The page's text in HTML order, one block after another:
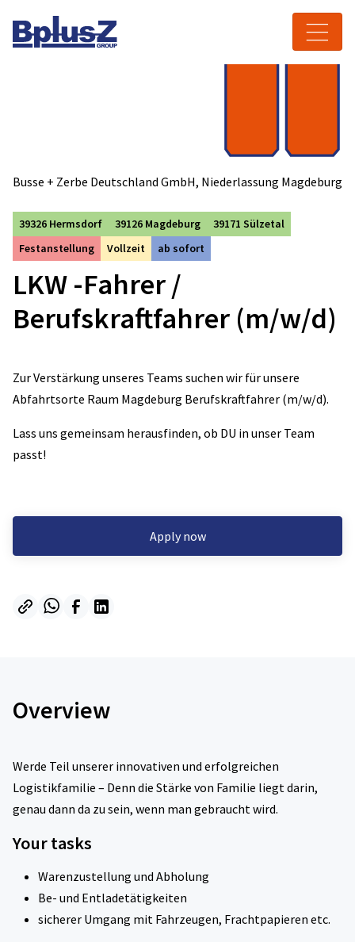
Toggle navigation
Busse + Zerbe Deutschland GmbH, Niederlassung Magdeburg
39326 Hermsdorf 39126 Magdeburg
39171 Sülzetal
Festanstellung
Vollzeit ab sofort
LKW -Fahrer /
Berufskraftfahrer (m/w/d)
Zur Verstärkung unseres Teams suchen wir für unsere
Abfahrtsorte Raum Magdeburg Berufskraftfahrer (m/w/d).
Lass uns gemeinsam herausfinden, ob DU in unser Team
passt!
Apply now
Overview
Werde Teil unserer innovativen und erfolgreichen
Logistikfamilie – Denn die Stärke von Familie liegt darin,
genau dann da zu sein, wenn man gebraucht wird.
Your tasks
Warenzustellung und Abholung
Be- und Entladetätigkeiten
sicherer Umgang mit Fahrzeugen, Frachtpapieren etc.